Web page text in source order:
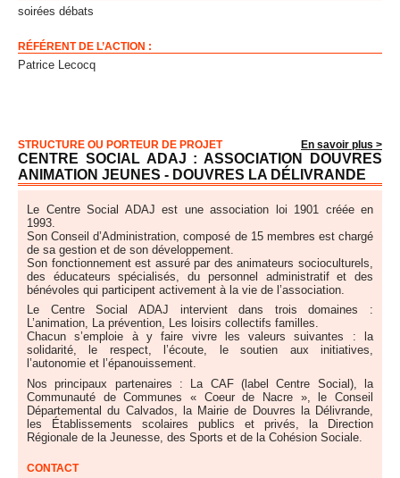
soirées débats
RÉFÉRENT DE L’ACTION :
Patrice Lecocq
STRUCTURE OU PORTEUR DE PROJET En savoir plus >
CENTRE SOCIAL ADAJ : ASSOCIATION DOUVRES
ANIMATION JEUNES - DOUVRES LA DÉLIVRANDE
Le Centre Social ADAJ est une association loi 1901 créée en
1993.
Son Conseil d’Administration, composé de 15 membres est chargé
de sa gestion et de son développement.
Son fonctionnement est assuré par des animateurs socioculturels,
des éducateurs spécialisés, du personnel administratif et des
bénévoles qui participent activement à la vie de l’association.
Le Centre Social ADAJ intervient dans trois domaines :
L’animation, La prévention, Les loisirs collectifs familles.
Chacun s’emploie à y faire vivre les valeurs suivantes : la
solidarité, le respect, l’écoute, le soutien aux initiatives,
l’autonomie et l’épanouissement.
Nos principaux partenaires : La CAF (label Centre Social), la
Communauté de Communes « Coeur de Nacre », le Conseil
Départemental du Calvados, la Mairie de Douvres la Délivrande,
les Établissements scolaires publics et privés, la Direction
Régionale de la Jeunesse, des Sports et de la Cohésion Sociale.
CONTACT